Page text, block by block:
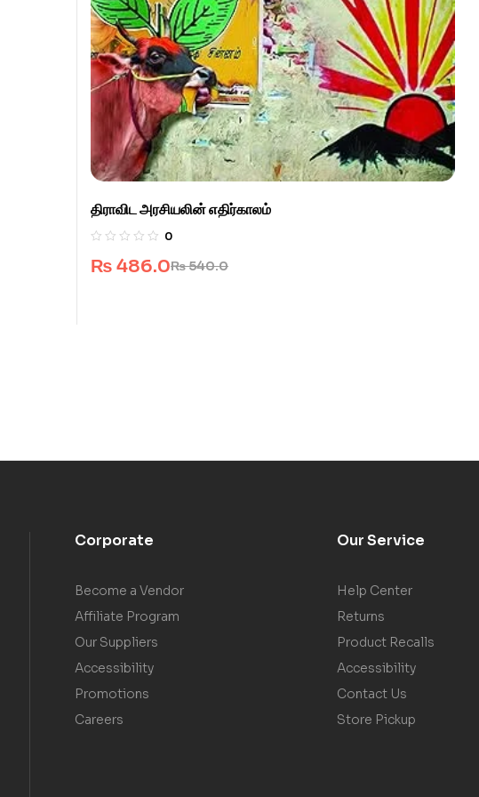
திராவிட அரசியலின் எதிர்காலம்
0
₨540.0
₨ 486.0
Corporate
Become a Vendor
Affiliate Program
Our Suppliers
Accessibility
Promotions
Careers
Our Service
Help Center
Returns
Product Recalls
Accessibility
Contact Us
Store Pickup